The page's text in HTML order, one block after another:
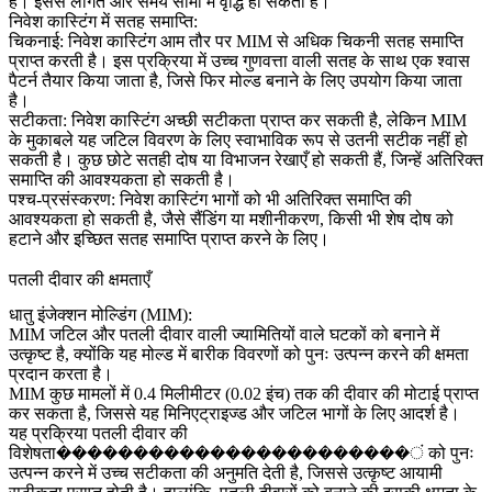
निवेश कास्टिंग में सतह समाप्ति:
चिकनाई: निवेश कास्टिंग आम तौर पर MIM से अधिक चिकनी सतह समाप्ति
प्राप्त करती है। इस प्रक्रिया में उच्च गुणवत्ता वाली सतह के साथ एक श्वास
पैटर्न तैयार किया जाता है, जिसे फिर मोल्ड बनाने के लिए उपयोग किया जाता
है।
सटीकता: निवेश कास्टिंग अच्छी सटीकता प्राप्त कर सकती है, लेकिन MIM
के मुकाबले यह जटिल विवरण के लिए स्वाभाविक रूप से उतनी सटीक नहीं हो
सकती है। कुछ छोटे सतही दोष या विभाजन रेखाएँ हो सकती हैं, जिन्हें अतिरिक्त
समाप्ति की आवश्यकता हो सकती है।
पश्च-प्रसंस्करण: निवेश कास्टिंग भागों को भी अतिरिक्त समाप्ति की
आवश्यकता हो सकती है, जैसे सैंडिंग या मशीनीकरण, किसी भी शेष दोष को
हटाने और इच्छित सतह समाप्ति प्राप्त करने के लिए।
पतली दीवार की क्षमताएँ
धातु इंजेक्शन मोल्डिंग (MIM):
MIM जटिल और पतली दीवार वाली ज्यामितियों वाले घटकों को बनाने में
उत्कृष्ट है, क्योंकि यह मोल्ड में बारीक विवरणों को पुनः उत्पन्न करने की क्षमता
प्रदान करता है।
MIM कुछ मामलों में 0.4 मिलीमीटर (0.02 इंच) तक की दीवार की मोटाई प्राप्त
कर सकता है, जिससे यह मिनिएट्राइज्ड और जटिल भागों के लिए आदर्श है।
यह प्रक्रिया पतली दीवार की
विशेषता�����������������������ं को पुनः
उत्पन्न करने में उच्च सटीकता की अनुमति देती है, जिससे उत्कृष्ट आयामी